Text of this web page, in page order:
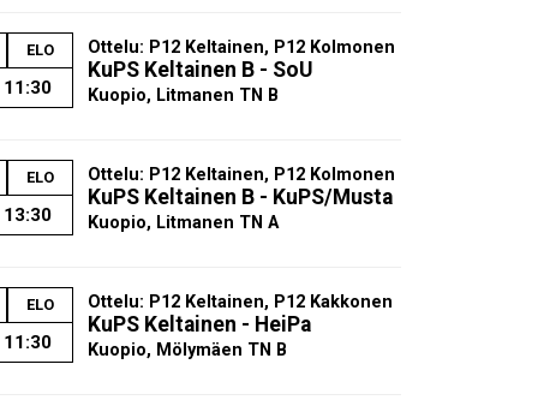
ELO
11:30
Ottelu: P12 Keltainen, P12 Kolmonen
KuPS Keltainen B - SoU
Kuopio, Litmanen TN B
ELO
13:30
Ottelu: P12 Keltainen, P12 Kolmonen
KuPS Keltainen B - KuPS/Musta
Kuopio, Litmanen TN A
ELO
11:30
Ottelu: P12 Keltainen, P12 Kakkonen
KuPS Keltainen - HeiPa
Kuopio, Mölymäen TN B